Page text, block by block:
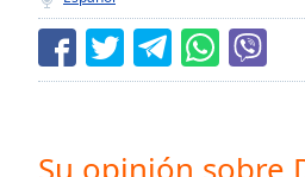
Time-
Su opinión sobre